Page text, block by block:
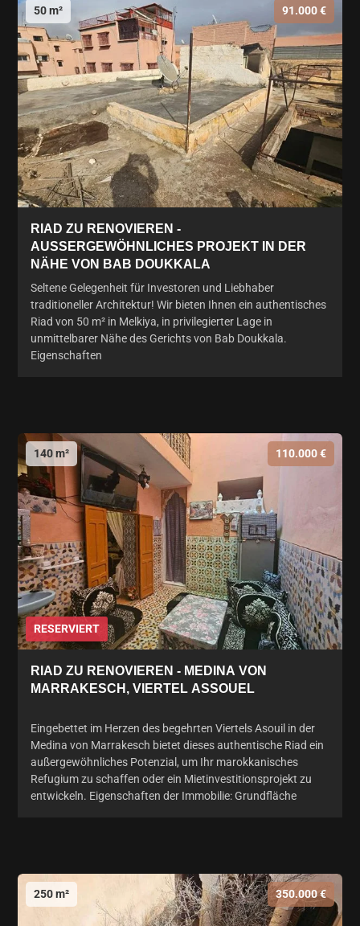
50 m² 91.000 €
RIAD ZU RENOVIEREN -
AUSSERGEWÖHNLICHES PROJEKT IN DER N
ÄHE VON BAB DOUKKALA
Seltene Gelegenheit für Investoren und Liebhaber
traditioneller Architektur! Wir bieten Ihnen ein authentisches
Riad von 50 m² in Melkiya, in privilegierter Lage in
unmittelbarer Nähe des Gerichts von Bab Doukkala.
Eigenschaften
140 m² 110.000 €
RESERVIERT
RIAD ZU RENOVIEREN - MEDINA VON
MARRAKESCH, VIERTEL ASSOUEL
Eingebettet im Herzen des begehrten Viertels Asouil in der
Medina von Marrakesch bietet dieses authentische Riad ein
außergewöhnliches Potenzial, um Ihr marokkanisches
Refugium zu schaffen oder ein Mietinvestitionsprojekt zu
entwickeln. Eigenschaften der Immobilie: Grundfläche
250 m² 350.000 €